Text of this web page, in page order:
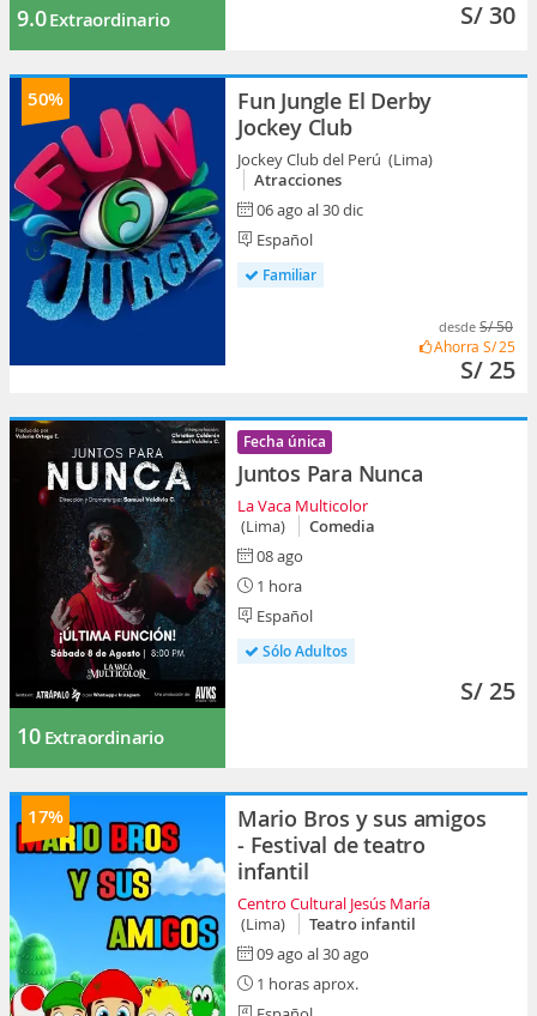
9.0Extraordinario S/ 30
50%
Fun Jungle El Derby
Jockey Club
Jockey Club del Perú (Lima)
Atracciones
06 ago al 30 dic
Español
Familiar
desde S/ 50
Ahorra S/ 25
S/ 25
10 Extraordinario
Fecha única
Juntos Para Nunca
La Vaca Multicolor
(Lima)
Comedia
08 ago
1 hora
Español
Sólo Adultos
S/ 25
17%
Mario Bros y sus amigos
- Festival de teatro
infantil
Centro Cultural Jesús María
(Lima)
Teatro infantil
09 ago al 30 ago
1 horas aprox.